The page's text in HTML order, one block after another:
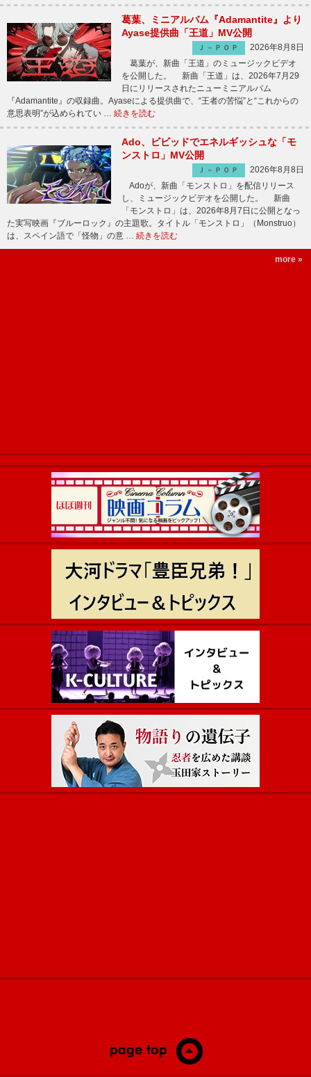
葛葉、ミニアルバム『Adamantite』より
Ayase提供曲「王道」MV公開
Ｊ－ＰＯＰ
2026年8月8日
葛葉が、新曲「王道」のミュージックビデオ
を公開した。 新曲「王道」は、2026年7月29
日にリリースされたニューミニアルバム
『Adamantite』の収録曲。Ayaseによる提供曲で、“王者の苦悩”と“これからの
意思表明”が込められてい … 続きを読む
Ado、ビビッドでエネルギッシュな「モ
ンストロ」MV公開
Ｊ－ＰＯＰ
2026年8月8日
Adoが、新曲「モンストロ」を配信リリース
し、ミュージックビデオを公開した。 新曲
「モンストロ」は、2026年8月7日に公開となっ
た実写映画『ブルーロック』の主題歌。タイトル「モンストロ」（Monstruo）
は、スペイン語で「怪物」の意 … 続きを読む
more »